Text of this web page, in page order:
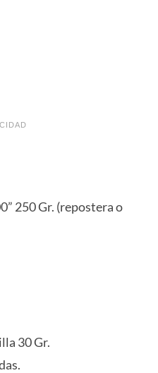
250 Gr. (repostera o
30 Gr.